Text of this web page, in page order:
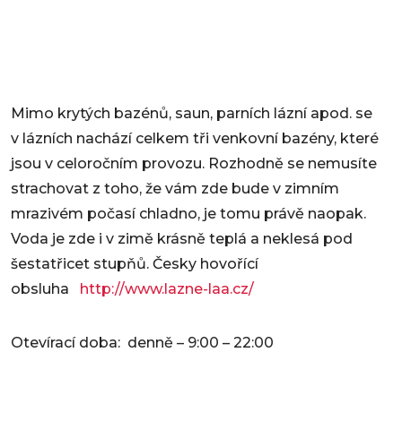
Mimo krytých bazénů, saun, parních lázní apod. se
v lázních nachází celkem tři venkovní bazény, které
jsou v celoročním provozu. Rozhodně se nemusíte
strachovat z toho, že vám zde bude v zimním
mrazivém počasí chladno, je tomu právě naopak.
Voda je zde i v zimě krásně teplá a neklesá pod
šestatřicet stupňů. Česky hovořící
obsluha http://www.lazne-laa.cz/
Otevírací doba: denně – 9:00 – 22:00